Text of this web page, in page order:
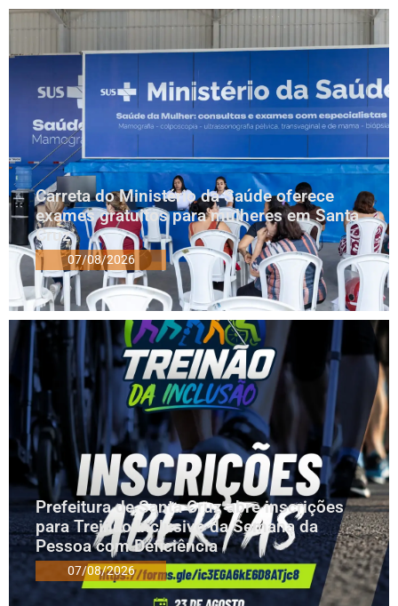
Carreta do Ministério da Saúde oferece
exames gratuitos para mulheres em Santa
Cruz
07/08/2026
Prefeitura de Santa Cruz abre inscrições
para Treinão Inclusivo da Semana da
Pessoa com Deficiência
07/08/2026